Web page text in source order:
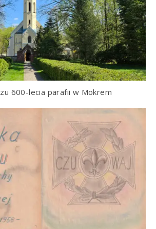
600-lecia parafii w Mokrem